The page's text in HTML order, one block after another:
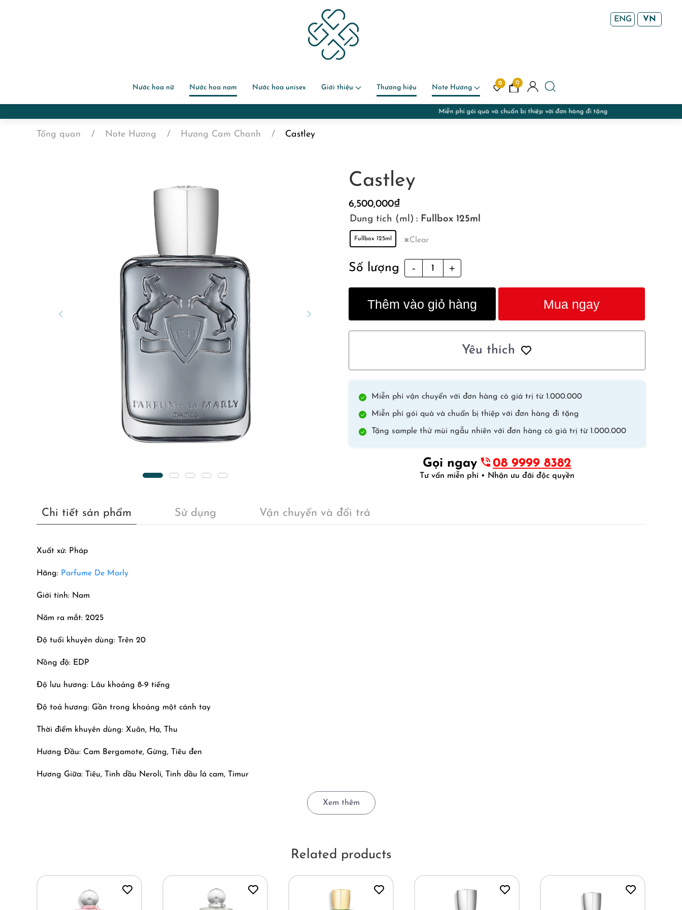
ENG VN
Nước hoa nữ Nước hoa nam Nước hoa unisex Giới thiệu Thương hiệu Note Hương
0 0
Tổng quan Note Hương Hương Cam Chanh Castley
Castley
6,500,000₫
Dung tích (ml) : Fullbox 125ml
Fullbox 125ml Clear
Số lượng
quantity
Thêm vào giỏ hàng Mua ngay
Yêu thích
Miễn phí vận chuyển với đơn hàng có giá trị từ 1.000.000
Miễn phí gói quà và chuẩn bị thiệp với đơn hàng đi tặng
Tặng sample thử mùi ngẫu nhiên với đơn hàng có giá trị từ 1.000.000
Gọi ngay 08 9999 8382
Tư vấn miễn phí • Nhận ưu đãi độc quyền
Chi tiết sản phẩm Sử dụng Vận chuyển và đổi trả
Xuất xứ: Pháp
Hãng: Parfume De Marly
Giới tính: Nam
Năm ra mắt: 2025
Độ tuổi khuyên dùng: Trên 20
Nồng độ: EDP
Độ lưu hương: Lâu khoảng 8-9 tiếng
Độ toả hương: Gần trong khoảng một cánh tay
Thời điểm khuyên dùng: Xuân, Hạ, Thu
Hương Đầu: Cam Bergamote, Gừng, Tiêu đen
Hương Giữa: Tiêu, Tinh dầu Neroli, Tinh dầu lá cam, Timur
tự tin và khao khát chinh phục những mục tiêu mới. Mùi hương mở ra bằng hỗn hợp cam chanh và gừng tươi, sáng, tinh khiết, khơi dậy năng lượng như buổi sáng
đầu tuần khi bạn sẵn sàng bắt tay vào việc.
Không kiểu tươi trẻ bốc đồng, mà là thứ tươi của người đã biết cách tiết chế – tươi mà điềm đạm.
Xem thêm
Related products